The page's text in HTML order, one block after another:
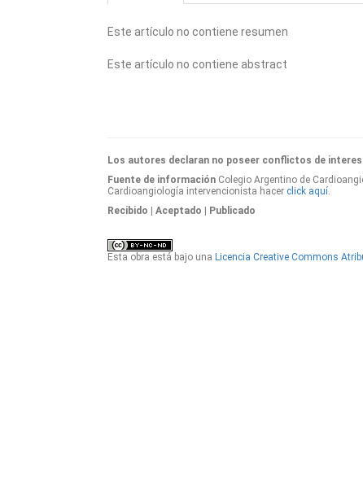
Este artículo no contiene resumen
Este artículo no contiene abstract
Los autores declaran no poseer conflictos de
Fuente de información Colegio Argentino de
Cardioangiología intervencionista hacer click aquí.
Recibido
| Aceptado | Publicado
Esta obra está bajo una Licencia Creative Commons